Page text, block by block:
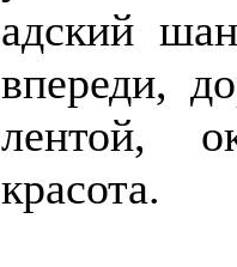
адский
впереди,
лентой,
красота.